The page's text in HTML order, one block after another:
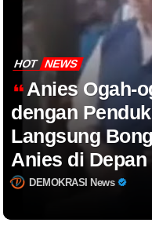
HOT NEWS
Anies Ogah-
dengan
Langsung
Anies di
DEMOKRASI News